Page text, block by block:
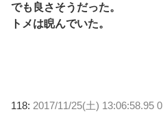
でも良さそうだった。
トメは睨んでいた。
118: 2017/11/25(土) 13:06:58.95 0